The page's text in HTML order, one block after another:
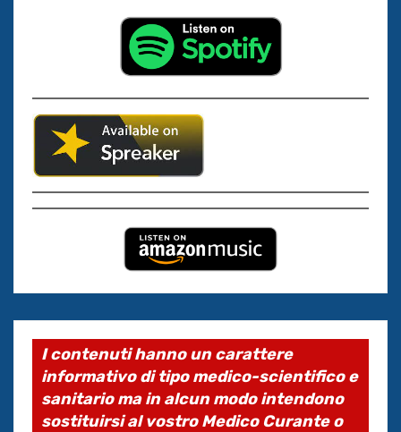
I contenuti hanno un carattere
informativo di tipo medico-scientifico e
sanitario ma in alcun modo intendono
sostituirsi al vostro Medico Curante o